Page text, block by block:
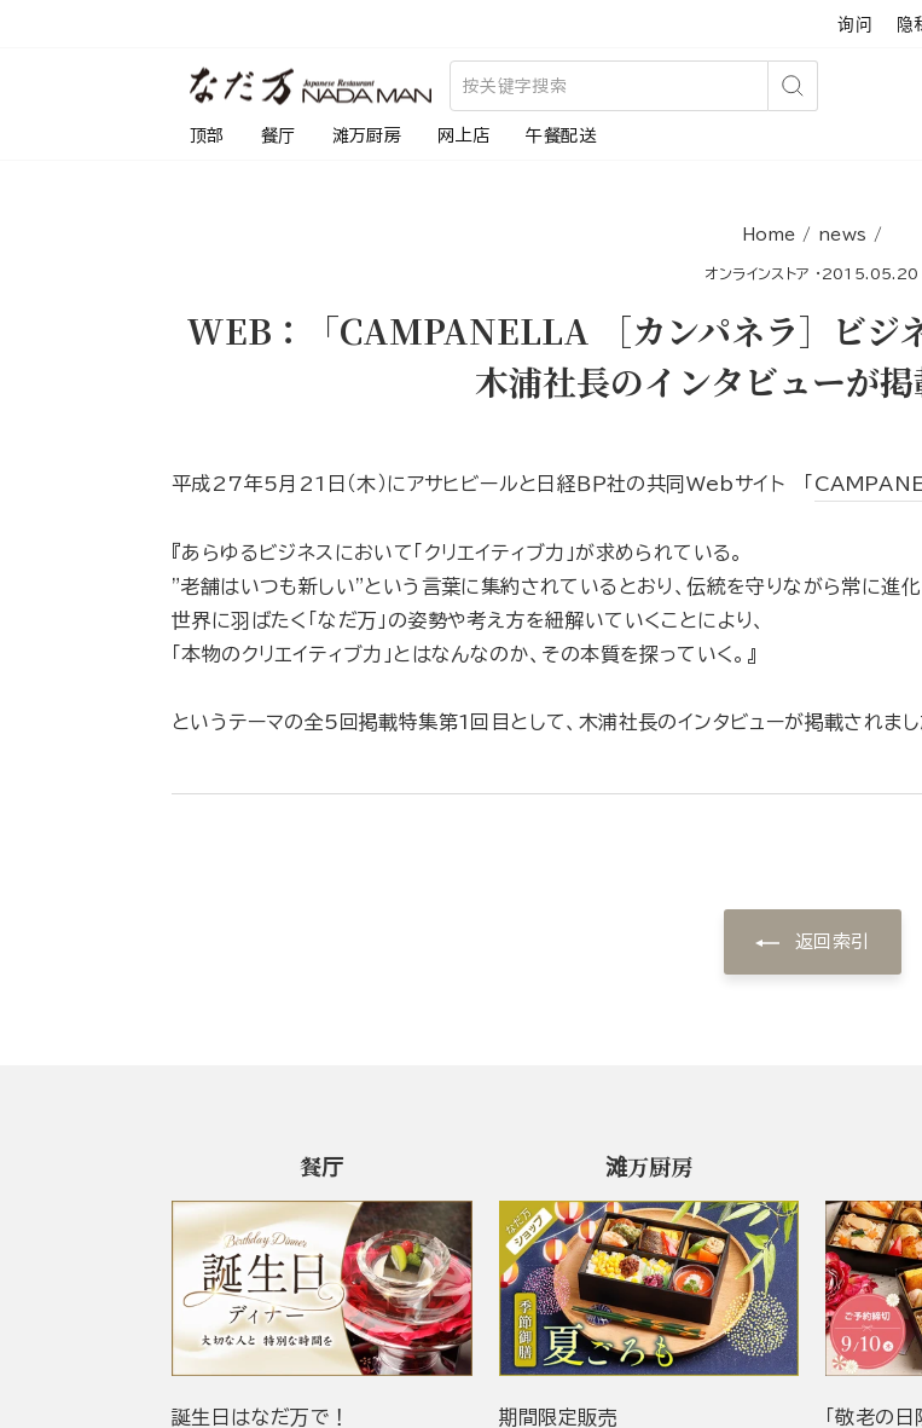
询问 隐
搜
顶部 餐厅 滩万厨房 网上店 午餐配送
Home / news /
オンラインストア · 2015.05.20
WEB：「CAMPANELLA ［カンパネラ］ビジ
木浦社長のインタビューが掲
平成27年5月21日（木）にアサヒビールと日経ＢＰ社の共同Webサイト 「
『あらゆるビジネスにおいて「クリエイティブ力」が求められている。
"老舗はいつも新しい"という言葉に集約されているとおり、伝統を守りながら常に進化
世界に羽ばたく「なだ万」の姿勢や考え方を紐解いていくことにより、
「本物のクリエイティブ力」とはなんなのか、その本質を探っていく。』
というテーマの全5回掲載特集第1回目として、木浦社長のインタビューが掲載されまし
返回索引
餐厅
誕生日はなだ万で！
滩万厨房
期間限定販売
「敬老の